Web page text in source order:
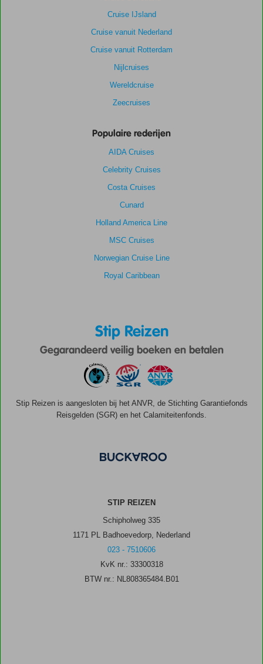
Cruise IJsland
Cruise vanuit Nederland
Cruise vanuit Rotterdam
Nijlcruises
Wereldcruise
Zeecruises
Populaire rederijen
AIDA Cruises
Celebrity Cruises
Costa Cruises
Cunard
Holland America Line
MSC Cruises
Norwegian Cruise Line
Royal Caribbean
Stip Reizen
Gegarandeerd veilig boeken en betalen
Stip Reizen is aangesloten bij het ANVR, de Stichting Garantiefonds
Reisgelden (SGR) en het Calamiteitenfonds.
STIP REIZEN
Schipholweg 335
1171 PL Badhoevedorp, Nederland
023 - 7510606
KvK nr.: 33300318
BTW nr.: NL808365484.B01